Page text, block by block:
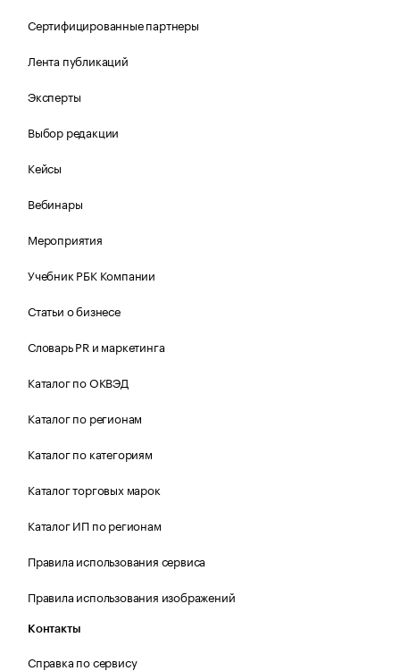
Сертифицированные партнеры
Лента публикаций
Эксперты
Выбор редакции
Кейсы
Вебинары
Мероприятия
Учебник РБК Компании
Статьи о бизнесе
Словарь PR и маркетинга
Каталог по ОКВЭД
Каталог по регионам
Каталог по категориям
Каталог торговых марок
Каталог ИП по регионам
Правила использования сервиса
Правила использования изображений
Контакты
Справка по сервису